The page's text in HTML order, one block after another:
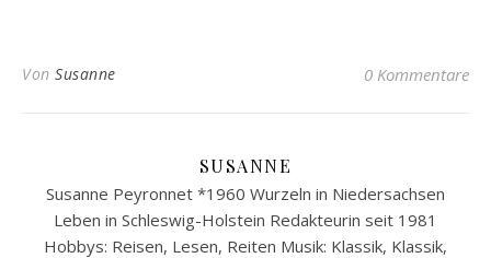
Von Susanne 0 Kommentare
SUSANNE
Susanne Peyronnet *1960 Wurzeln in Niedersachsen
Leben in Schleswig-Holstein Redakteurin seit 1981
Hobbys: Reisen, Lesen, Reiten Musik: Klassik, Klassik,